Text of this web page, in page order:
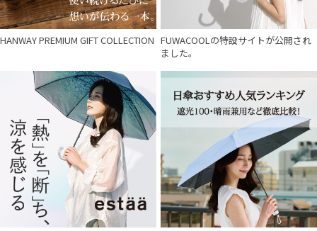
HANWAY PREMIUM GIFT COLLECTION FUWACOOLの特設サイトが公開され
ました。